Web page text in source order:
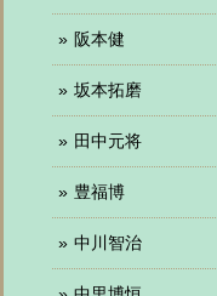
阪本健
坂本拓磨
田中元将
豊福博
中川智治